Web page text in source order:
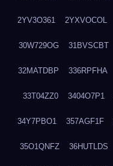
2YV3O361 2YXVOCOL
30W729OG 31BVSCBT
32MATDBP 336RPFHA
33T04ZZ0 3404O7P1
34Y7PBO1 357AGF1F
35O1QNFZ 36HUTLDS